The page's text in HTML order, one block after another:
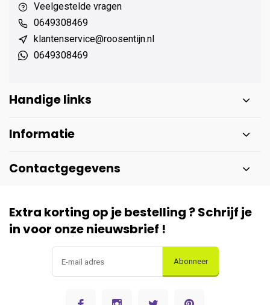
Veelgestelde vragen
0649308469
klantenservice@roosentijn.nl
0649308469
Handige links
Informatie
Contactgegevens
Extra korting op je bestelling ? Schrijf je
in voor onze nieuwsbrief !
Abonneer